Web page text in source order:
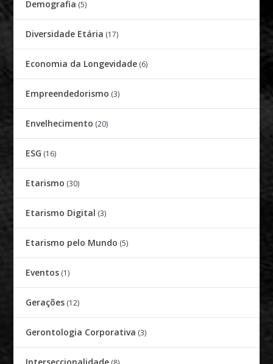
Demografia (5)
Diversidade Etária (17)
Economia da Longevidade (6)
Empreendedorismo (3)
Envelhecimento (20)
ESG (16)
Etarismo (30)
Etarismo Digital (3)
Etarismo pelo Mundo (5)
Eventos (1)
Gerações (12)
Gerontologia Corporativa (3)